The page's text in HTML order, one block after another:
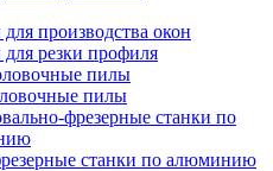
производства окон
резки профиля
пилы
пилы
фрезерные станки по
станки по алюминию